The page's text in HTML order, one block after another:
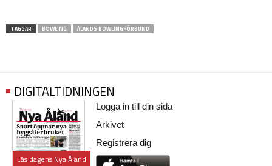
TAGGAR BOWLING ÅLANDS BOWLINGFÖRBUND
DIGITALTIDNINGEN
Läs dagens Nya Åland
Logga in till din sida
Arkivet
Registrera dig